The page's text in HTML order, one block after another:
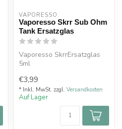
VAPORESSO
Vaporesso Skrr Sub Ohm
Tank Ersatzglas
Vaporesso SkrrErsatzglas
5ml
€3,99
* Inkl. MwSt. zzgl. Versandkosten
Auf Lager